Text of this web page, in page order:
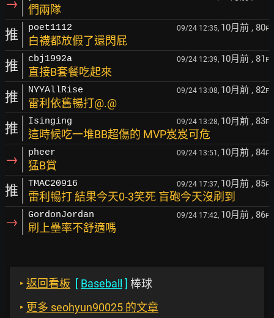
→ 們兩隊
推 poet1112 09/24 12:35, 10月前 , 80F
白襪都放假了還閃屁
推 cbj1992a 09/24 12:39, 10月前 , 81 F
直接B套餐吃起來
推 NYYAllRise 09/24 13:08, 10月前 , 82F
雷利依舊暢打@.@
推 Isinging 09/24 13:28, 10月前 , 83F
這時候吃一堆BB超傷的 MVP岌岌可危
→ pheer 09/24 13:51, 10月前 , 84F
猛B賞
推 TMAC20916 09/24 17:37, 10月前 , 85F
雷利暢打 結果今天0-3笑死 盲砲今天沒刷到
→ GordonJordan 09/24 17:42, 10月前 , 86F
刷上壘率不舒適嗎
‣ 返回看板 [ Baseball ] 棒球
‣ 更多 seohyun90025 的文章